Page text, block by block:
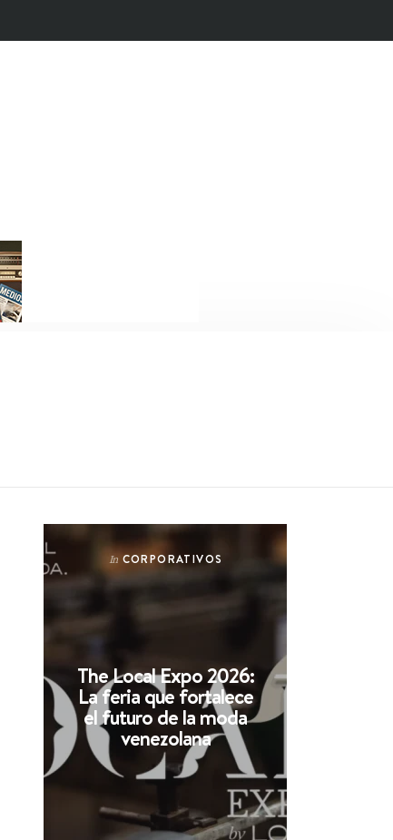
In CORPORATIVOS
The Local Expo 2026:
La feria que fortalece
el futuro de la moda
venezolana